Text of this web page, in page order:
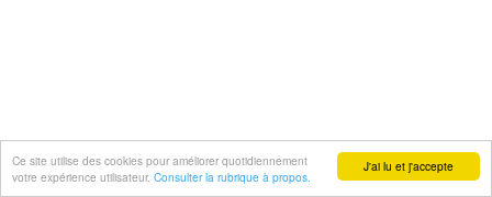
J'ai lu et j'accepte
Ce site utilise des cookies pour améliorer quotidiennement
votre expérience utilisateur. Consulter la rubrique à propos.